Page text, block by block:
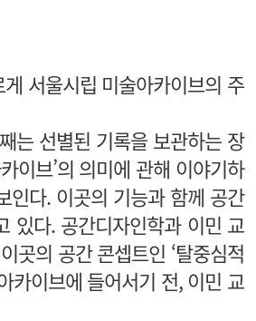
서울시립 미술아카이브의 주
는 선별된 기록을 보관하는 장
이브’의 의미에 관해 이야기하
인다. 이곳의 기능과 함께 공간
있다. 공간디자인학과 이민 교
곳의 공간 콘셉트인 ‘탈중심적
카이브에 들어서기 전, 이민 교